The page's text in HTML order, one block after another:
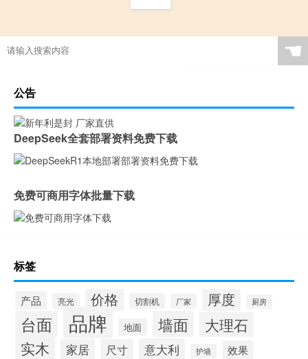
☚
公告
DeepSeek全套部署资料免费下载
免费可商用字体批量下载
标签
产品 亮光 价格 切割机 厂家 厚度 厨房
台面 品牌 地面 墙面
大理石
实木
家居 尺寸 意大利 护墙 效果